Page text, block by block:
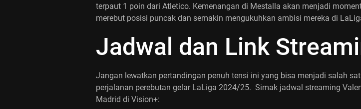
terpaut 1 poin dari Atletico. Kemenangan di Mestalla akan menjadi
merebut posisi puncak dan semakin mengukuhkan ambisi mereka di
Jadwal dan Link
Jangan lewatkan pertandingan penuh tensi ini yang bisa menjadi salah
perjalanan perebutan gelar LaLiga 2024/25. Simak jadwal streaming
Madrid di Vision+: